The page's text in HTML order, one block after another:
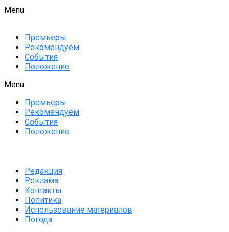
Menu
Премьеры
Рекомендуем
События
Положение
Menu
Премьеры
Рекомендуем
События
Положение
Редакция
Реклама
Контакты
Политика
Использование материалов
Погода